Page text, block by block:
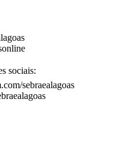
sociais:
sebraealagoas